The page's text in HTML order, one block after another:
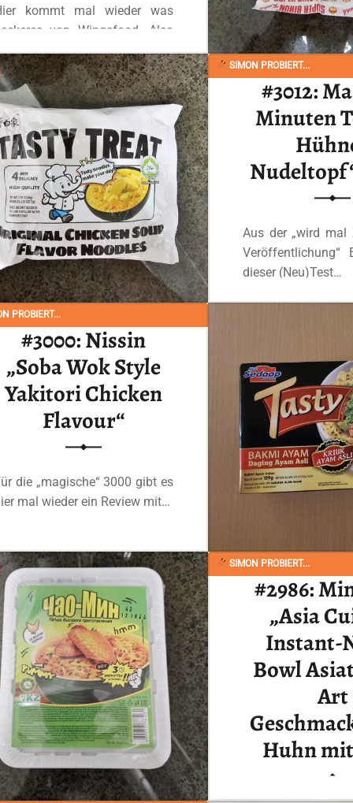
kommt mal wieder was
von Wingsfood. Also
wenn man…
Ganzes Review lesen“#3052: Wingsfood „Mie Sedaap Instant Tasty Bakmi Ayam Geprek Matah“”
…
SIMON PROBIERT...
#3012:
Minuten
Aus der „wird mal
Veröffentlichung“
dieser (Neu)Test…
PROBIERT...
#3000: Nissin
„Soba Wok Style
Yakitori Chicken
Flavour“
die „magische“ 3000 gibt es
mal wieder ein Review mit…
Ganzes Review lesen“#3000: Nissin „Soba Wok Style Yakitori Chicken Flavour“”
…
SIMON PROBIERT...
#2986:
„Asia
Instant-
Bowl
Art
Huhn